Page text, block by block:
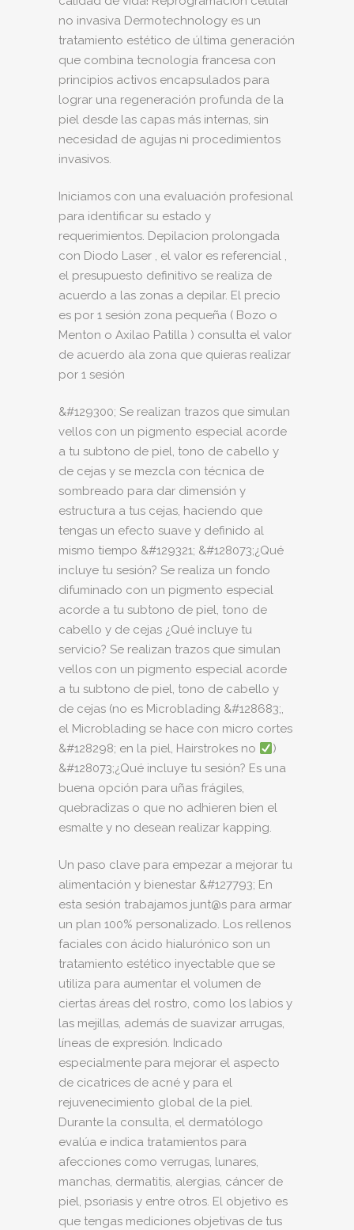
no invasiva Dermotechnology es un
tratamiento estético de última generación
que combina tecnología francesa con
principios activos encapsulados para
lograr una regeneración profunda de la
piel desde las capas más internas, sin
necesidad de agujas ni procedimientos
invasivos.
Iniciamos con una evaluación profesional
para identificar su estado y
requerimientos. Depilacion prolongada
con Diodo Laser , el valor es referencial ,
el presupuesto definitivo se realiza de
acuerdo a las zonas a depilar. El precio
es por 1 sesión zona pequeña ( Bozo o
Menton o Axilao Patilla ) consulta el valor
de acuerdo ala zona que quieras realizar
por 1 sesión
&#129300; Se realizan trazos que simulan
vellos con un pigmento especial acorde
a tu subtono de piel, tono de cabello y
de cejas y se mezcla con técnica de
sombreado para dar dimensión y
estructura a tus cejas, haciendo que
tengas un efecto suave y definido al
mismo tiempo &#129321; &#128073;¿Qué
incluye tu sesión? Se realiza un fondo
difuminado con un pigmento especial
acorde a tu subtono de piel, tono de
cabello y de cejas ¿Qué incluye tu
servicio? Se realizan trazos que simulan
vellos con un pigmento especial acorde
a tu subtono de piel, tono de cabello y
de cejas (no es Microblading &#128683;,
el Microblading se hace con micro cortes
&#128298; en la piel, Hairstrokes no
)
&#128073;¿Qué incluye tu sesión? Es una
buena opción para uñas frágiles,
quebradizas o que no adhieren bien el
esmalte y no desean realizar kapping.
Un paso clave para empezar a mejorar tu
alimentación y bienestar &#127793; En
esta sesión trabajamos junt@s para armar
un plan 100% personalizado. Los rellenos
faciales con ácido hialurónico son un
tratamiento estético inyectable que se
utiliza para aumentar el volumen de
ciertas áreas del rostro, como los labios y
las mejillas, además de suavizar arrugas,
líneas de expresión. Indicado
especialmente para mejorar el aspecto
de cicatrices de acné y para el
rejuvenecimiento global de la piel.
Durante la consulta, el dermatólogo
evalúa e indica tratamientos para
afecciones como verrugas, lunares,
manchas, dermatitis, alergias, cáncer de
piel, psoriasis y entre otros. El objetivo es
que tengas mediciones objetivas de tus